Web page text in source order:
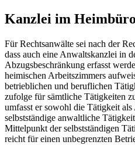
Kanzlei im Heimbüro
Für Rechtsanwälte sei nach der
dass auch eine Anwaltskanzlei in
Abzugsbeschränkung erfasst
heimischen Arbeitszimmers
betrieblichen und beruflichen
zufolge für sämtliche Tätigkeiten
umfasst er sowohl die Tätigkeit
selbstständige anwaltliche
Mittelpunkt der selbstständigen
reicht für einen unbegrenzten